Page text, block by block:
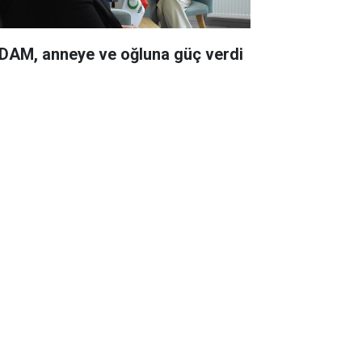
anneye ve oğluna güç verdi